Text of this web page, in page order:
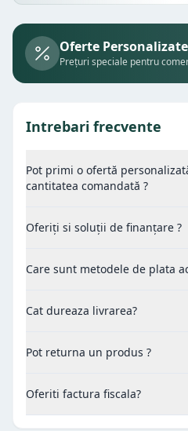
Oferte Personalizate
Prețuri speciale pentru
Intrebari frecvente
Pot primi o ofertă
cantitatea comandată ?
Oferiți si soluții de finanțare ?
Care sunt metodele de plata
Cat dureaza livrarea?
Pot returna un produs ?
Oferiti factura fiscala?